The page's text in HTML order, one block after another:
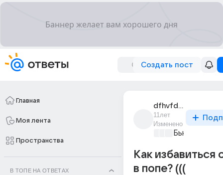
Создать пост
Главная
Моя лента
Пространства
В ТОПЕ НА ОТВЕТАХ
dfhvfd_gffhh
11лет
Изменено
Бьютилэнд
Как избавиться
в попе? (((